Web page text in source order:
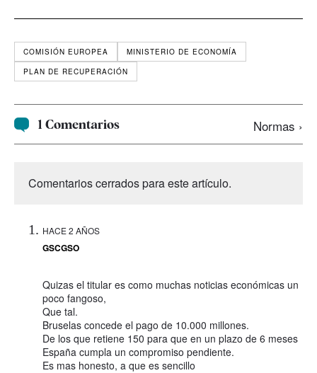
COMISIÓN EUROPEA
MINISTERIO DE ECONOMÍA
PLAN DE RECUPERACIÓN
1 Comentarios Normas ›
Comentarios cerrados para este artículo.
HACE 2 AÑOS
GSCGSO
Quizas el titular es como muchas noticias económicas un
poco fangoso,
Que tal.
Bruselas concede el pago de 10.000 millones.
De los que retiene 150 para que en un plazo de 6 meses
España cumpla un compromiso pendiente.
Es mas honesto, a que es sencillo